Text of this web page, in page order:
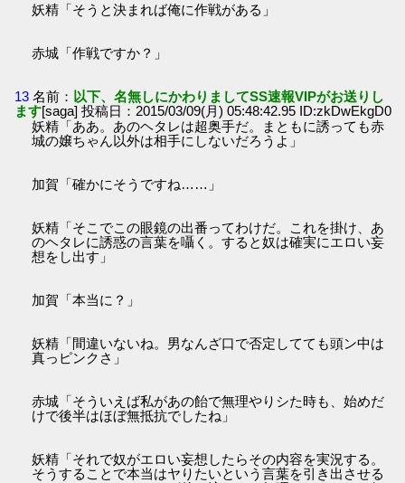
妖精「そうと決まれば俺に作戦がある」
赤城「作戦ですか？」
13 名前： 以下、名無しにかわりましてSS速報VIPがお送りし
ます[saga] 投稿日：2015/03/09(月) 05:48:42.95 ID:zkDwEkgD0
妖精「ああ。あのヘタレは超奥手だ。まともに誘っても赤
城の嬢ちゃん以外は相手にしないだろうよ」
加賀「確かにそうですね……」
妖精「そこでこの眼鏡の出番ってわけだ。これを掛け、あ
のヘタレに誘惑の言葉を囁く。すると奴は確実にエロい妄
想をし出す」
加賀「本当に？」
妖精「間違いないね。男なんざ口で否定してても頭ン中は
真っピンクさ」
赤城「そういえば私があの飴で無理やりシた時も、始めだ
けで後半はほぼ無抵抗でしたね」
妖精「それで奴がエロい妄想したらその内容を実況する。
そうすることで本当はヤりたいという言葉を引き出させる